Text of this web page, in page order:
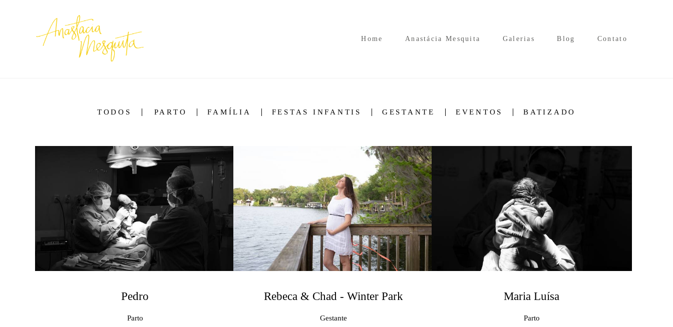
Home Anastácia Mesquita Galerias Blog Contato
TODOS PARTO FAMÍLIA FESTAS INFANTIS GESTANTE EVENTOS BATIZADO
Pedro
Parto
Rebeca & Chad - Winter Park
Gestante
Maria Luísa
Parto